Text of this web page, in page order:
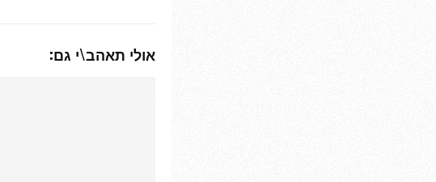
אולי תאהב\י גם: